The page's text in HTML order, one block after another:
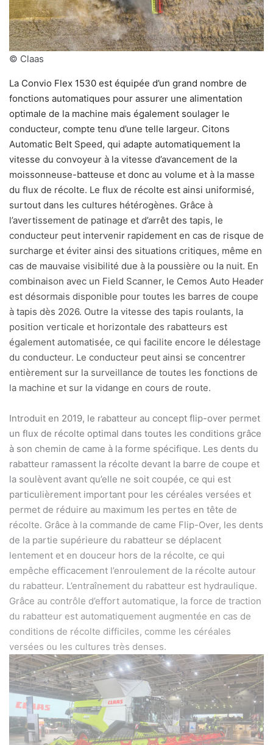
© Claas
La Convio Flex 1530 est équipée d’un grand nombre de
fonctions automatiques pour assurer une alimentation
optimale de la machine mais également soulager le
conducteur, compte tenu d’une telle largeur. Citons
Automatic Belt Speed, qui adapte automatiquement la
vitesse du convoyeur à la vitesse d’avancement de la
moissonneuse-batteuse et donc au volume et à la masse
du flux de récolte. Le flux de récolte est ainsi uniformisé,
surtout dans les cultures hétérogènes. Grâce à
l’avertissement de patinage et d’arrêt des tapis, le
conducteur peut intervenir rapidement en cas de risque de
surcharge et éviter ainsi des situations critiques, même en
cas de mauvaise visibilité due à la poussière ou la nuit. En
combinaison avec un Field Scanner, le Cemos Auto Header
est désormais disponible pour toutes les barres de coupe
à tapis dès 2026. Outre la vitesse des tapis roulants, la
position verticale et horizontale des rabatteurs est
également automatisée, ce qui facilite encore le délestage
du conducteur. Le conducteur peut ainsi se concentrer
entièrement sur la surveillance de toutes les fonctions de
la machine et sur la vidange en cours de route.
Introduit en 2019, le rabatteur au concept flip-over permet
un flux de récolte optimal dans toutes les conditions grâce
à son chemin de came à la forme spécifique. Les dents du
rabatteur ramassent la récolte devant la barre de coupe et
la soulèvent avant qu’elle ne soit coupée, ce qui est
particulièrement important pour les céréales versées et
permet de réduire au maximum les pertes en tête de
récolte. Grâce à la commande de came Flip-Over, les dents
de la partie supérieure du rabatteur se déplacent
lentement et en douceur hors de la récolte, ce qui
empêche efficacement l’enroulement de la récolte autour
du rabatteur. L’entraînement du rabatteur est hydraulique.
Grâce au contrôle d’effort automatique, la force de traction
du rabatteur est automatiquement augmentée en cas de
conditions de récolte difficiles, comme les céréales
versées ou les cultures très denses.